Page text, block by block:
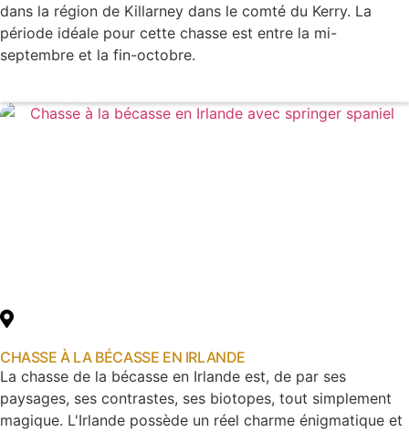
dans la région de Killarney dans le comté du Kerry. La
période idéale pour cette chasse est entre la mi-
septembre et la fin-octobre.
CHASSE À LA BÉCASSE EN IRLANDE
La chasse de la bécasse en Irlande est, de par ses
paysages, ses contrastes, ses biotopes, tout simplement
magique. L'Irlande possède un réel charme énigmatique et